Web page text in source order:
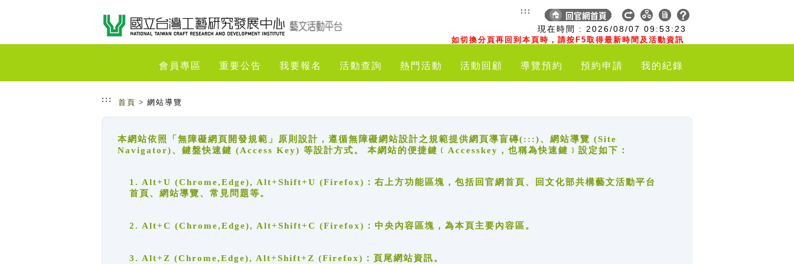
現在時間 : 2026/08/07 09:53:23
如切換分頁再回到本頁時，請按F5取得最新時間及活動資訊
:::
會員專區 重要公告 我要報名 活動查詢 熱門活動 活動回顧 導覽預約 預約申請 我的紀錄
::: 首頁 > 網站導覽
本網站依照「無障礙網頁開發規範」原則設計，遵循無障礙網站設計之規範提供網頁導盲磚(:::)、網站導覽 (Site
Navigator)、鍵盤快速鍵 (Access Key) 等設計方式。 本網站的便捷鍵﹝Accesskey，也稱為快速鍵﹞設定如下：
1. Alt+U (Chrome,Edge), Alt+Shift+U (Firefox)：右上方功能區塊，包括回官網首頁、回文化部共構藝文活動平台
首頁、網站導覽、常見問題等。
2. Alt+C (Chrome,Edge), Alt+Shift+C (Firefox)：中央內容區塊，為本頁主要內容區。
3. Alt+Z (Chrome,Edge), Alt+Shift+Z (Firefox)：頁尾網站資訊。